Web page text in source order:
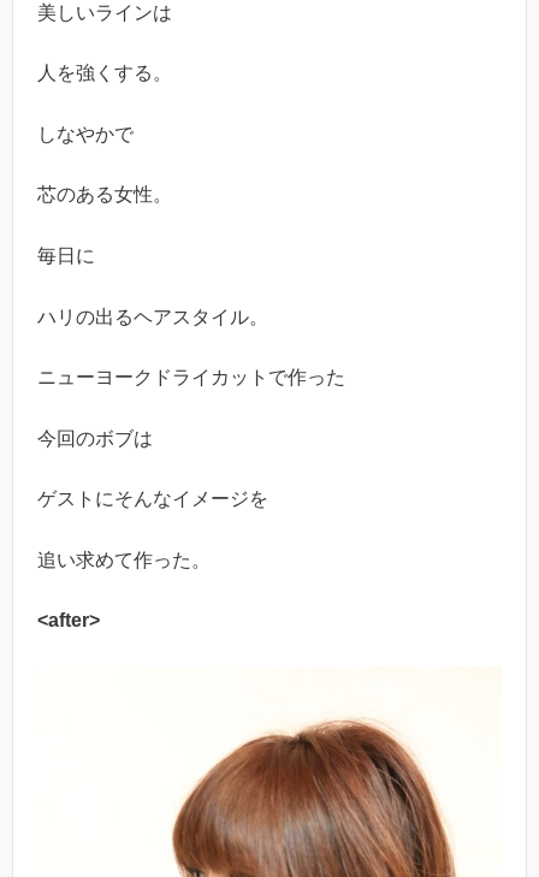
美しいラインは
人を強くする。
しなやかで
芯のある女性。
毎日に
ハリの出るヘアスタイル。
ニューヨークドライカットで作った
今回のボブは
ゲストにそんなイメージを
追い求めて作った。
<after>